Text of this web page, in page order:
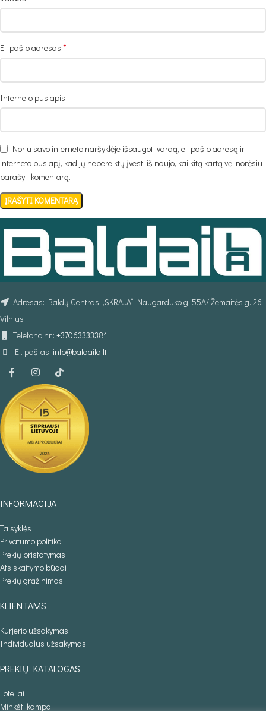
El. pašto adresas *
Interneto puslapis
Noriu savo interneto naršyklėje išsaugoti vardą, el. pašto adresą ir
interneto puslapį, kad jų nebereiktų įvesti iš naujo, kai kitą kartą vėl norėsiu
parašyti komentarą.
Adresas: Baldų Centras „SKRAJA“ Naugarduko g. 55A/ Žemaitės g. 26
Vilnius
Telefono nr.: +37063333381
El. paštas: info@baldaila.lt
INFORMACIJA
Taisyklės
Privatumo politika
Prekių pristatymas
Atsiskaitymo būdai
Prekių grąžinimas
KLIENTAMS
Kurjerio užsakymas
Individualus užsakymas
PREKIŲ KATALOGAS
Foteliai
Minkšti kampai